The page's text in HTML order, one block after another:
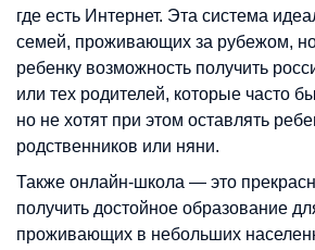
где есть Интернет. Эта система
семей, проживающих за рубежом,
ребенку возможность получить
или тех родителей, которые часто
но не хотят при этом оставлять
родственников или няни.
Также онлайн-школа — это
получить достойное образование
проживающих в небольших